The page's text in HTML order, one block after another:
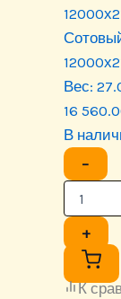
Вес:
16
В
−
+
К